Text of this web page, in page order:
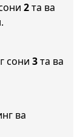
2та ва
сони 3та ва
ва